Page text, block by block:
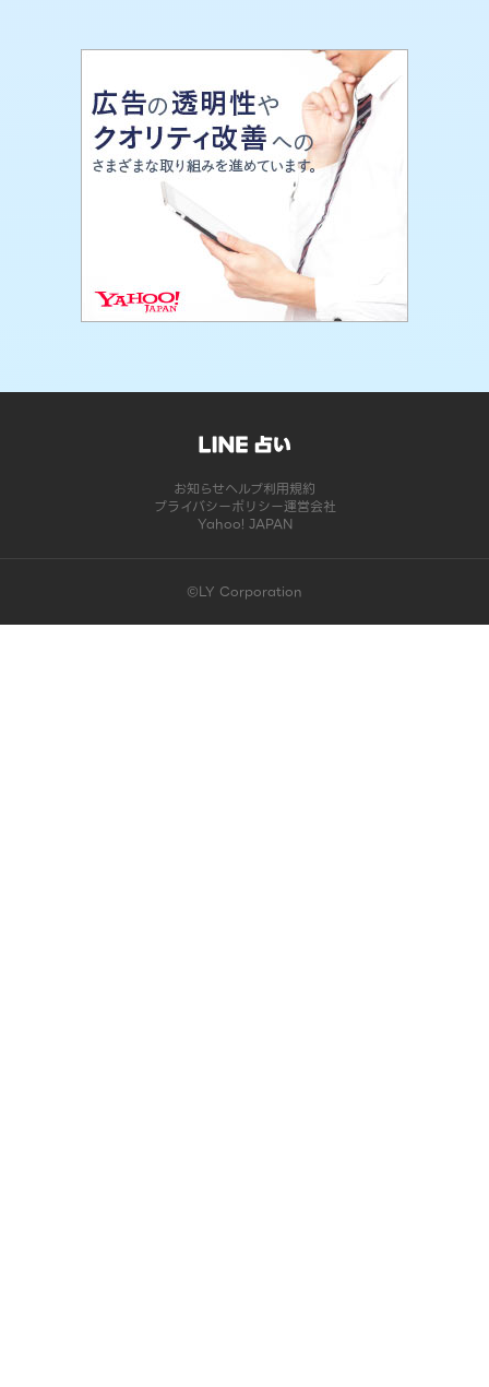
お知らせヘルプ利用規約
プライバシーポリシー運営会社
Yahoo! JAPAN
©LY Corporation
このコンテンツは掲載が終了しました | LINE占い